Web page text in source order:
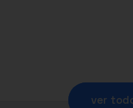
ver